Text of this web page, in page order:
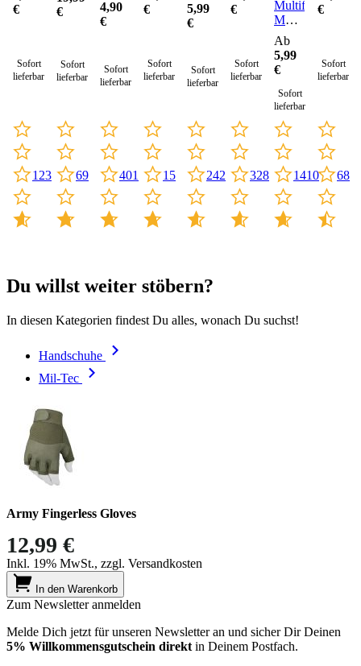
€
Sofort
lieferbar
123
€
Sofort
lieferbar
69
4,90
€
Sofort
lieferbar
401
€
Sofort
lieferbar
15
5,99
€
Sofort
lieferbar
242
€
Sofort
lieferbar
328
MT-
Plus
Ab
5,99
€
Sofort
lieferbar
1410
€
Sofort
lieferbar
68
Du willst weiter stöbern?
In diesen Kategorien findest Du alles, wonach Du suchst!
Handschuhe
Mil-Tec
Army Fingerless Gloves
12,99 €
Inkl. 19% MwSt., zzgl. Versandkosten
In den Warenkorb
Zum Newsletter anmelden
Melde Dich jetzt für unseren Newsletter an und sicher Dir Deinen
5% Willkommensgutschein direkt in Deinem Postfach.